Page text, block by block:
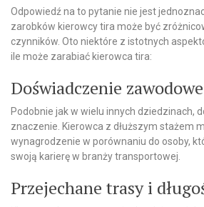
Odpowiedź na to pytanie nie jest
zarobków kierowcy tira może być
czynników. Oto niektóre z istotnych
ile może zarabiać kierowca tira:
Doświadczenie
Podobnie jak w wielu innych dziedzinach,
znaczenie. Kierowca z dłuższym stażem
wynagrodzenie w porównaniu do osoby,
swoją karierę w branży transportowej.
Przejechane trasy i